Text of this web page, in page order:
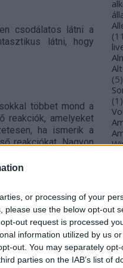
or processing of your
please use the below opt-out
out request is processed
information utilized by us
out. You may separately
parties on the IAB’s list of
csodálatos látni a
látni, hogy
többet mond a
reakciók, amelyeket
ha ismerik a
reakciókat. Nagyon
akik háborús
ne erről szóljon a
(11
(5)
(1 )